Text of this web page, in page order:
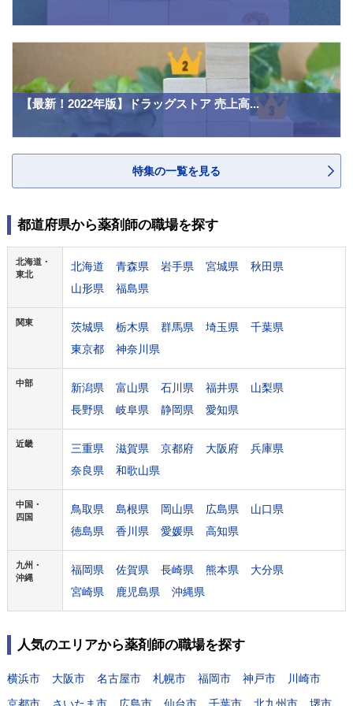
【最新！2022年版】ドラッグストア 売上高...
特集の一覧を見る
都道府県から薬剤師の職場を探す
北海道・
東北
北海道 青森県 岩手県 宮城県
秋田県
山形県
福島県
関東 茨城県 栃木県 群馬県 埼玉県
千葉県
東京都
神奈川県
中部 新潟県 富山県 石川県 福井県
山梨県
長野県
岐阜県 静岡県 愛知県
近畿 三重県 滋賀県 京都府 大阪府
兵庫県
奈良県
和歌山県
中国・
四国
鳥取県 島根県 岡山県 広島県
山口県
徳島県
香川県 愛媛県 高知県
九州・
沖縄
福岡県 佐賀県 長崎県 熊本県
大分県
宮崎県
鹿児島県 沖縄県
人気のエリアから薬剤師の職場を探す
横浜市 大阪市 名古屋市 札幌市 福岡市 神戸市
川崎市